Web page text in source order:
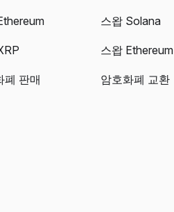
폐 판매
스왑 Solana
스왑 Ethereum
암호화폐 교환